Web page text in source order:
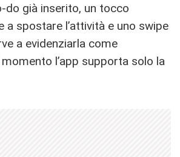
do già inserito, un tocco
a spostare l’attività e uno swipe
a evidenziarla come
momento l’app supporta solo la